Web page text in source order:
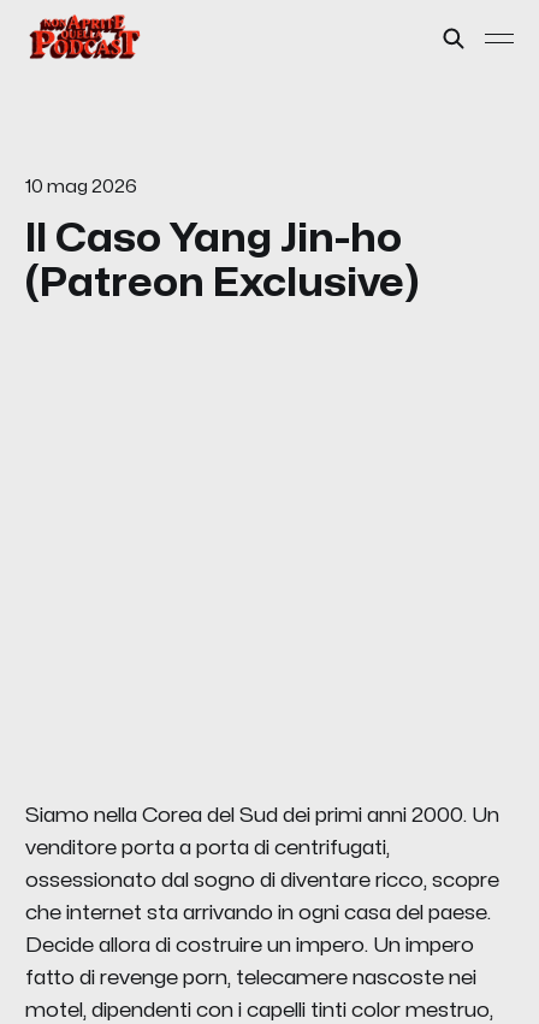
10 mag 2026
Il Caso Yang Jin-ho
(Patreon Exclusive)
Siamo nella Corea del Sud dei primi anni 2000. Un
venditore porta a porta di centrifugati,
ossessionato dal sogno di diventare ricco, scopre
che internet sta arrivando in ogni casa del paese.
Decide allora di costruire un impero. Un impero
fatto di revenge porn, telecamere nascoste nei
motel, dipendenti con i capelli tinti color mestruo,